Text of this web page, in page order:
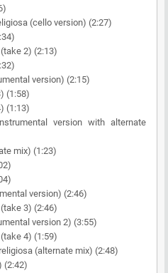
(cello version) (2:27)
2) (2:13)
version) (2:15)
(1:58)
(1:13)
version with alternate
mix) (1:23)
version) (2:46)
3) (2:46)
version 2) (3:55)
4) (1:59)
(alternate mix) (2:48)
(2:42)